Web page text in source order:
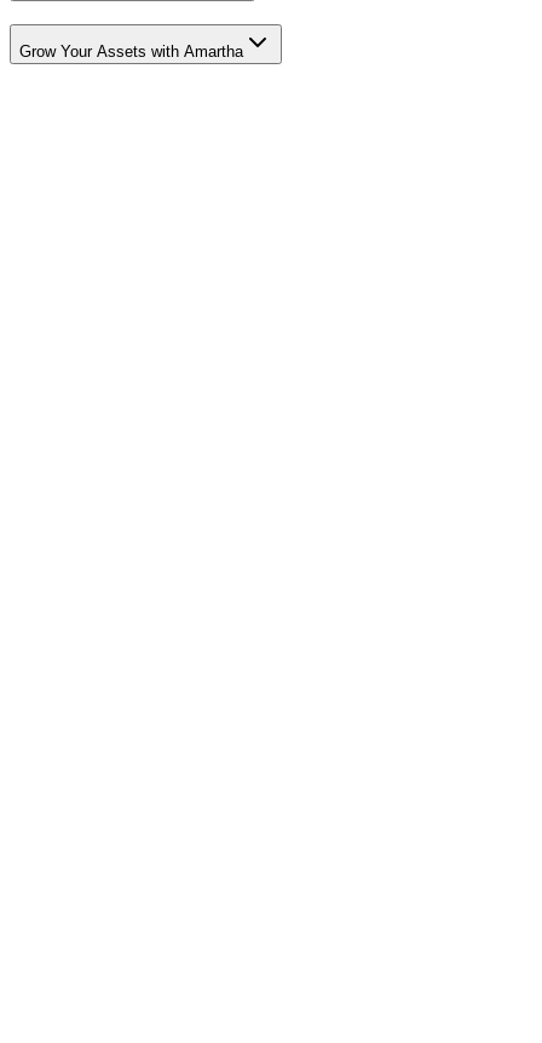
Grow Your Assets with Amartha